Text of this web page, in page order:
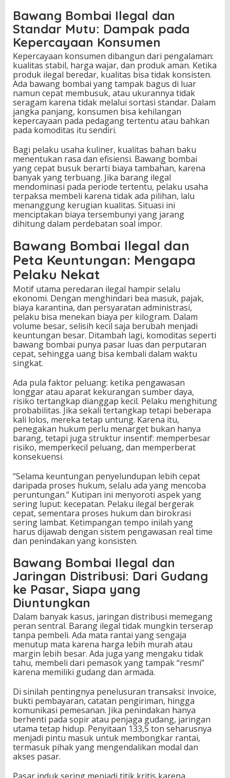
Bawang Bombai Ilegal dan
Standar Mutu: Dampak pada
Kepercayaan Konsumen
Kepercayaan konsumen dibangun dari pengalaman:
kualitas stabil, harga wajar, dan produk aman. Ketika
produk ilegal beredar, kualitas bisa tidak konsisten.
Ada bawang bombai yang tampak bagus di luar
namun cepat membusuk, atau ukurannya tidak
seragam karena tidak melalui sortasi standar. Dalam
jangka panjang, konsumen bisa kehilangan
kepercayaan pada pedagang tertentu atau bahkan
pada komoditas itu sendiri.
Bagi pelaku usaha kuliner, kualitas bahan baku
menentukan rasa dan efisiensi. Bawang bombai
yang cepat busuk berarti biaya tambahan, karena
banyak yang terbuang. Jika barang ilegal
mendominasi pada periode tertentu, pelaku usaha
terpaksa membeli karena tidak ada pilihan, lalu
menanggung kerugian kualitas. Situasi ini
menciptakan biaya tersembunyi yang jarang
dihitung dalam perdebatan soal impor.
Bawang Bombai Ilegal dan
Peta Keuntungan: Mengapa
Pelaku Nekat
Motif utama peredaran ilegal hampir selalu
ekonomi. Dengan menghindari bea masuk, pajak,
biaya karantina, dan persyaratan administrasi,
pelaku bisa menekan biaya per kilogram. Dalam
volume besar, selisih kecil saja berubah menjadi
keuntungan besar. Ditambah lagi, komoditas seperti
bawang bombai punya pasar luas dan perputaran
cepat, sehingga uang bisa kembali dalam waktu
singkat.
Ada pula faktor peluang: ketika pengawasan
longgar atau aparat kekurangan sumber daya,
risiko tertangkap dianggap kecil. Pelaku menghitung
probabilitas. Jika sekali tertangkap tetapi beberapa
kali lolos, mereka tetap untung. Karena itu,
penegakan hukum perlu menarget bukan hanya
barang, tetapi juga struktur insentif: memperbesar
risiko, memperkecil peluang, dan memperberat
konsekuensi.
“Selama keuntungan penyelundupan lebih cepat
daripada proses hukum, selalu ada yang mencoba
peruntungan.” Kutipan ini menyoroti aspek yang
sering luput: kecepatan. Pelaku ilegal bergerak
cepat, sementara proses hukum dan birokrasi
sering lambat. Ketimpangan tempo inilah yang
harus dijawab dengan sistem pengawasan real time
dan penindakan yang konsisten.
Bawang Bombai Ilegal dan
Jaringan Distribusi: Dari Gudang
ke Pasar, Siapa yang
Diuntungkan
Dalam banyak kasus, jaringan distribusi memegang
peran sentral. Barang ilegal tidak mungkin terserap
tanpa pembeli. Ada mata rantai yang sengaja
menutup mata karena harga lebih murah atau
margin lebih besar. Ada juga yang mengaku tidak
tahu, membeli dari pemasok yang tampak “resmi”
karena memiliki gudang dan armada.
Di sinilah pentingnya penelusuran transaksi: invoice,
bukti pembayaran, catatan pengiriman, hingga
komunikasi pemesanan. Jika penindakan hanya
berhenti pada sopir atau penjaga gudang, jaringan
utama tetap hidup. Penyitaan 133,5 ton seharusnya
menjadi pintu masuk untuk membongkar rantai,
termasuk pihak yang mengendalikan modal dan
akses pasar.